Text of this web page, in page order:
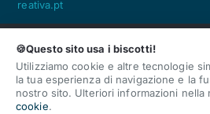
🍪Questo sito usa i biscotti!
Utilizziamo cookie e altre tecnologie
la tua esperienza di navigazione e la
nostro sito. Ulteriori informazioni nella
cookie.
Qtà
reativa.pt